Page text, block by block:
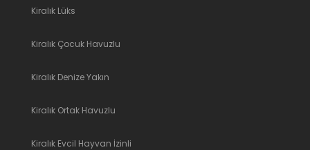
Kiralık Lüks
Kiralık Çocuk Havuzlu
Kiralık Denize Yakın
Kiralık Ortak Havuzlu
Kiralık Evcil Hayvan İzinli